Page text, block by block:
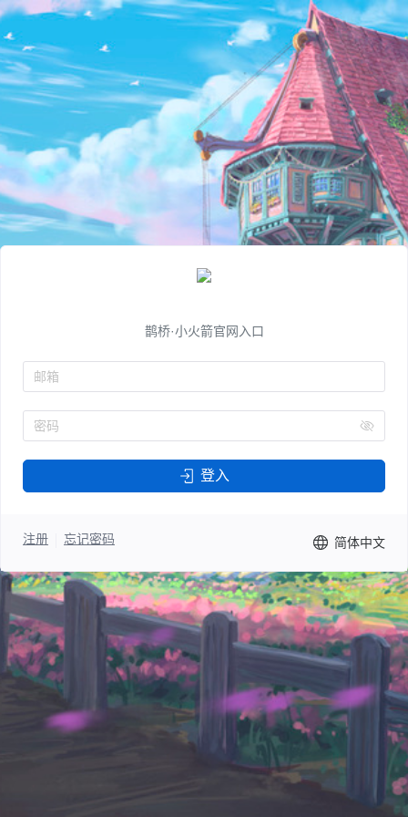
鹊桥·小火箭官网入口
邮箱
密码
登入
注册 忘记密码 简体中文